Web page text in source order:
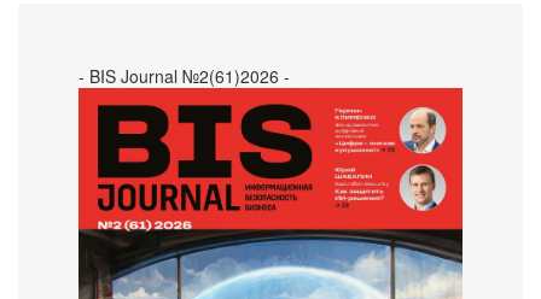
- BIS Journal №2(61)2026 -